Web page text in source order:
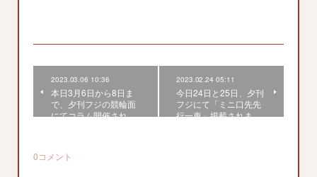
2023.03.06 10:36
本日3月6日から8日ま
で、夕刊フジの競輪面
にてコラム開催され…
2023.02.24 05:11
今日24日と25日、夕刊
フジにて「ミニ口先先
行一車」掲載されま…
0コメント